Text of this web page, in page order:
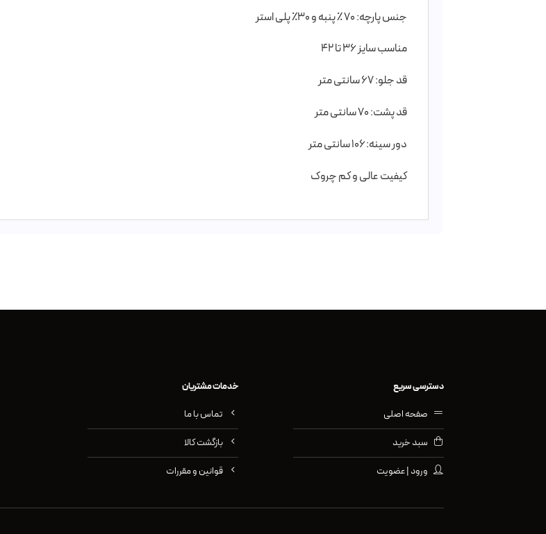
جنس پارچه: ۷۰ ٪ پنبه و ۳۰٪ پلی استر
مناسب سایز ۳۶ تا ۴۲
قد جلو: ۶۷ سانتی متر
قد پشت: ۷۰ سانتی متر
دور سینه: ۱۰۶ سانتی متر
کیفیت عالی و کم چروک
دسترسی سریع
صفحه اصلی
سبد خرید
ورود | عضویت
خدمات مشتریان
تماس با ما
بازگشت کالا
قوانین و مقررات